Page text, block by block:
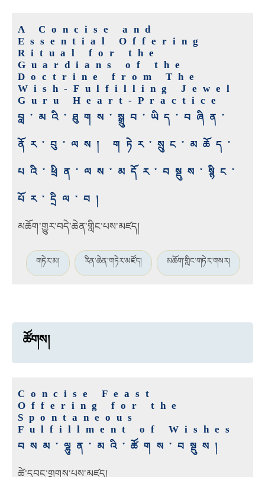
A Concise and
Essential Offering
Ritual for the
Guardians of the
Doctrine from The
Wish-Fulfilling Jewel
Guru Heart-Practice
བླ་མའི་ཐུགས་སྒྲུབ་ཡིད་བཞིན་
ནོར་བུ་ལས། གཏེར་སྲུང་མཆོད་
པའི་ཕྲིན་ལས་མདོར་བསྡུས་སྙིང་
པོར་དྲིལ་བ།
མཆོག་གྱུར་བདེ་ཆེན་གླིང་པས་མཛད།
གཏེར་མ། རིན་ཆེན་གཏེར་མཛོད། མཆོག་གླིང་གཏེར་གསར།
ཚོགས།
Concise Feast
Offering for the
Spontaneous
Fulfillment of Wishes
བསམ་ལྷུན་མའི་ཚོགས་བསྡུས།
ཚེ་དབང་གྲགས་པས་མཛད།